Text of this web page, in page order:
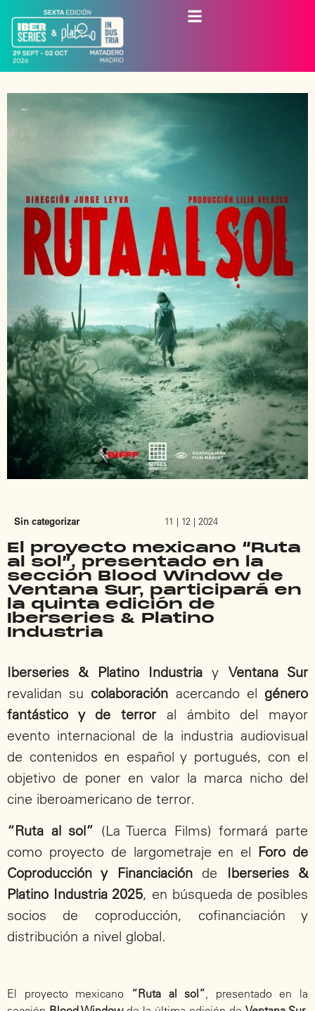
Sin categorizar 11 | 12 | 2024
El proyecto mexicano “Ruta
al sol”, presentado en la
sección Blood Window de
Ventana Sur, participará en
la quinta edición de
Iberseries & Platino
Industria
Iberseries & Platino Industriay Ventana Sur
revalidan su colaboración acercando el género
fantástico y de terroral ámbito del mayor
evento internacional de la industria audiovisual
de contenidos en español y portugués, con el
objetivo de poner en valor la marca nicho del
cine iberoamericano de terror.
“Ruta al sol” (La Tuerca Films) formará parte
como proyecto de largometraje en el Foro de
Coproducción y Financiaciónde Iberseries &
Platino Industria 2025, en búsqueda de posibles
socios de coproducción, cofinanciación y
distribución a nivel global.
El proyecto mexicano “Ruta al sol”, presentado en la